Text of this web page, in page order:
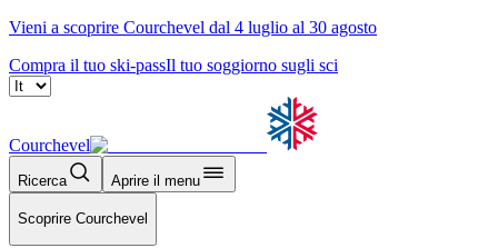
Vieni a scoprire Courchevel dal 4 luglio al 30 agosto
Compra il tuo ski-passIl tuo soggiorno sugli sci
Courchevel
Ricerca Aprire il menu
Scoprire Courchevel